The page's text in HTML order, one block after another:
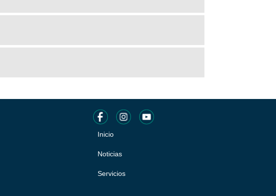
Pie
de
página
Inicio
Noticias
Servicios